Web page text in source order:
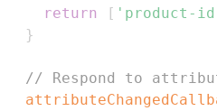
return
[ 'product-
}
// Respond to